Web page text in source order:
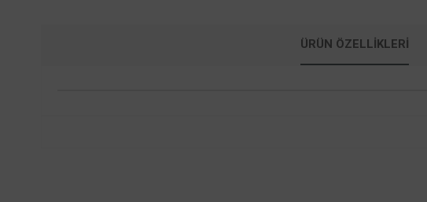
ÜRÜN ÖZELLIKLERI